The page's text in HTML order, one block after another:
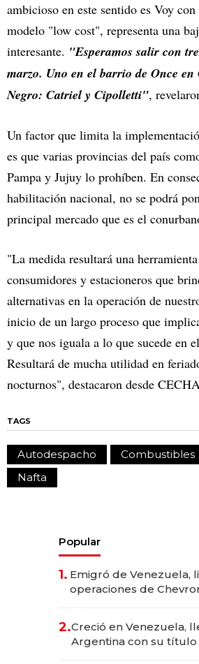
ambicioso en este sentido es Voy
modelo "low cost", representa una
interesante. "Esperamos salir con
marzo. Uno en el barrio de Once
Negro: Catriel y Cipolletti",
Un factor que limita la
es que varias provincias del país
Pampa y Jujuy lo prohíben. En
habilitación nacional, no se podrá
principal mercado que es el
"La medida resultará una
consumidores y estacioneros que
alternativas en la operación de
inicio de un largo proceso que
y que nos iguala a lo que sucede en
Resultará de mucha utilidad en
nocturnos", destacaron desde
TAGS
Autodespacho Combustibles
Nafta
Popular
1. Emigró de Venezuela,
operaciones de
2.Creció en Venezuela,
Argentina con su título